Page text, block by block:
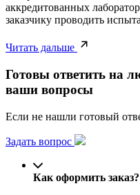
аккредитованных
заказчику проводить
Читать дальше
Готовы ответить на
ваши вопросы
Если не нашли готовый
Задать вопрос
Как оформить заказ?